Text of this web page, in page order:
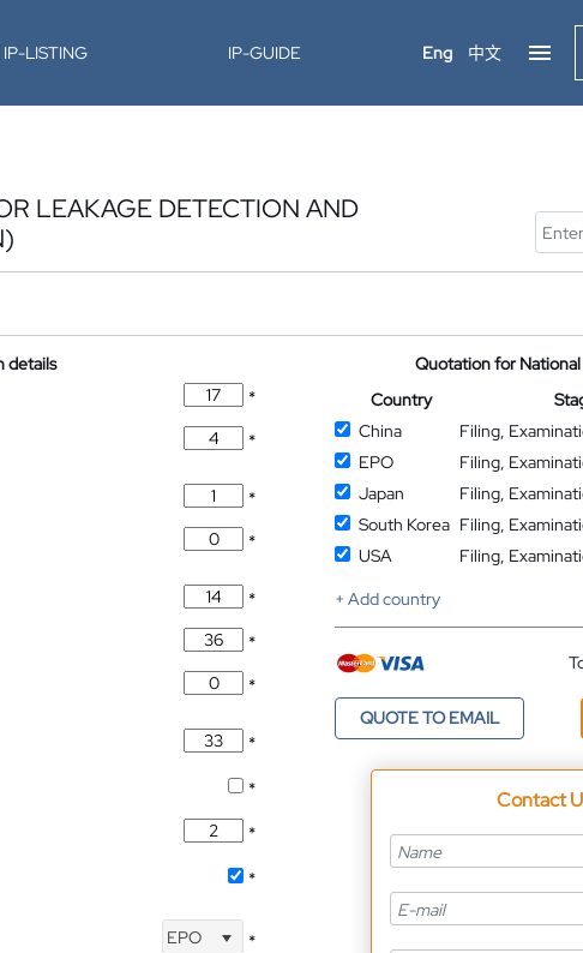
IP-LISTING IP-GUIDE Eng 中文
LEAKAGE DETECTION AND
details
*
*
*
*
*
*
*
*
*
*
*
EPO *
Quotation for
Country
China
Filing,
EPO
Filing,
Japan
Filing,
South Korea Filing,
USA
Filing,
+ Add country
QUOTE TO EMAIL
Contact